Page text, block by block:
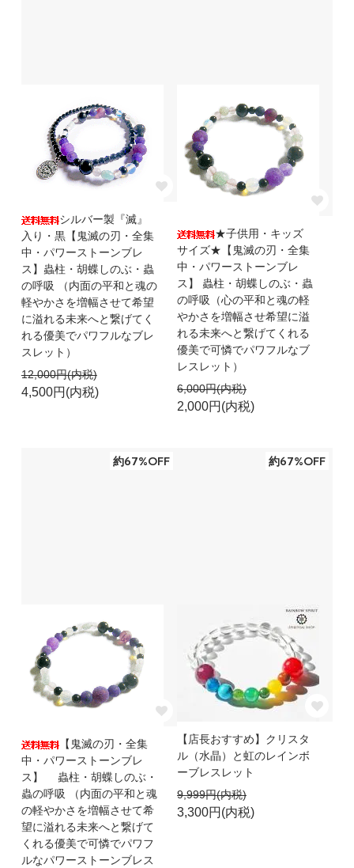
シルバー製『滅』
入り・黒【鬼滅の刃・全集
中・パワーストーンブレ
ス】蟲柱・胡蝶しのぶ・蟲
の呼吸 （内面の平和と魂の
軽やかさを増幅させて希望
に溢れる未来へと繋げてく
れる優美でパワフルなブレ
スレット）
12,000円(内税)
4,500円(内税)
★子供用・キッズ
サイズ★【鬼滅の刃・全集
中・パワーストーンブレ
ス】 蟲柱・胡蝶しのぶ・蟲
の呼吸（心の平和と魂の軽
やかさを増幅させ希望に溢
れる未来へと繋げてくれる
優美で可憐でパワフルなブ
レスレット）
6,000円(内税)
2,000円(内税)
約67%OFF
【鬼滅の刃・全集
中・パワーストーンブレ
ス】 蟲柱・胡蝶しのぶ・
蟲の呼吸 （内面の平和と魂
の軽やかさを増幅させて希
望に溢れる未来へと繋げて
くれる優美で可憐でパワフ
ルなパワーストーンブレス
約67%OFF
【店長おすすめ】クリスタ
ル（水晶）と虹のレインボ
ーブレスレット
9,999円(内税)
3,300円(内税)